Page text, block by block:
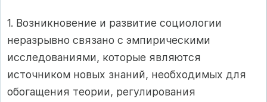
1. Возникновение и развитие социологии
неразрывно связано с эмпирическими
исследованиями, которые являются
источником новых знаний, необходимых для
обогащения теории, регулирования